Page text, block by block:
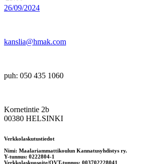
26/09/2024
kanslia@hmak.com
puh: 050 435 1060
Kornetintie 2b
00380 HELSINKI
Verkkolaskutustiedot
Nimi: Maalariammattikoulun Kannatusyhdistys ry.
Y-tunnus: 0222804-1
Verkkolaskuosoite/OVT-tunnus: 003702228041